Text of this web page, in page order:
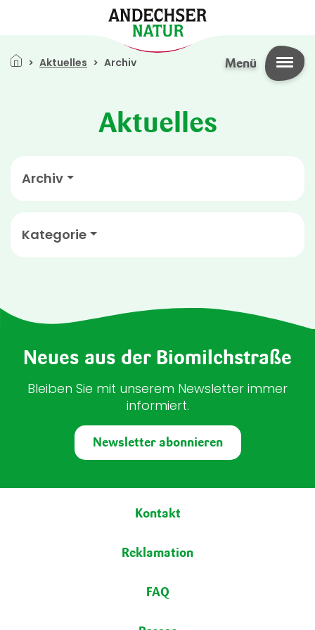
Menü
Pfadnavigation
Aktuelles Archiv
Aktuelles
Archiv
Kategorie
Neues aus der Biomilchstraße
Bleiben Sie mit unserem Newsletter immer
informiert.
Newsletter abonnieren
FußbereichKontakt
Reklamation
FAQ